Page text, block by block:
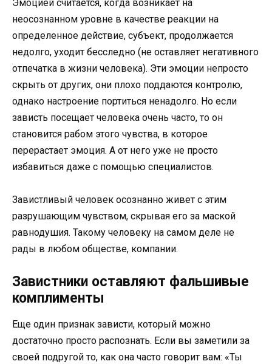
Эмоцией считается, когда возникает на
неосознанном уровне в качестве реакции на
определенное действие, субъект, продолжается
недолго, уходит бесследно (не оставляет негативного
отпечатка в жизни человека). Эти эмоции непросто
скрыть от других, они плохо поддаются контролю,
однако настроение портиться ненадолго. Но если
зависть посещает человека очень часто, то он
становится рабом этого чувства, в которое
перерастает эмоция. А от него уже не просто
избавиться даже с помощью специалистов.
Завистливый человек осознанно живет с этим
разрушающим чувством, скрывая его за маской
равнодушия. Такому человеку на самом деле не
рады в любом обществе, компании.
Завистники оставляют фальшивые
комплименты
Еще один признак зависти, который можно
достаточно просто распознать. Если вы заметили за
своей подругой то, как она часто говорит вам: «Ты